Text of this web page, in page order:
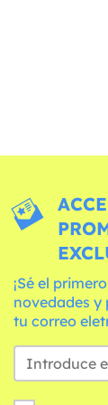
¡Sé el
novedades y
tu correo